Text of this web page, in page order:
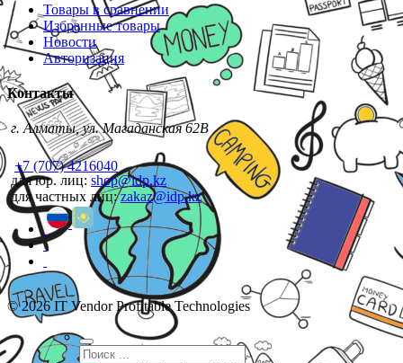
Товары в сравнении
Избранные товары
Новости
Авторизация
Контакты
г. Алматы, ул. Магаданская 62В
+7 (707) 4216040
для юр. лиц: shop@idp.kz
для частных лиц:zakaz@idp.kz
© 2026 IT Vendor Profitable Technologies